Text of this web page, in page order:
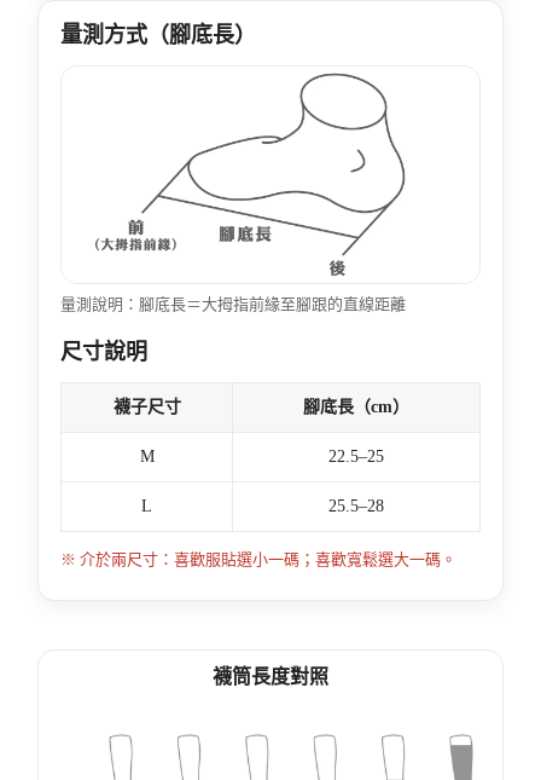
量測方式（腳底長）
量測說明：腳底長＝大拇指前緣至腳跟的直線距離
尺寸說明
襪子尺寸 腳底長（cm）
M 22.5–25
L 25.5–28
※ 介於兩尺寸：喜歡服貼選小一碼；喜歡寬鬆選大一碼。
襪筒長度對照